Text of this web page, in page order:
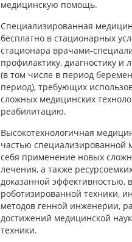
медицинскую помощь.
Специализированная
бесплатно в стационарных
стационара врачами-
профилактику, диагностику и
(в том числе в период
период), требующих
сложных медицинских
реабилитацию.
Высокотехнологичная
частью
себя применение новых
лечения, а также
доказанной эффективностью,
роботизированной техники,
методов генной инженерии,
достижений медицинской
техники.